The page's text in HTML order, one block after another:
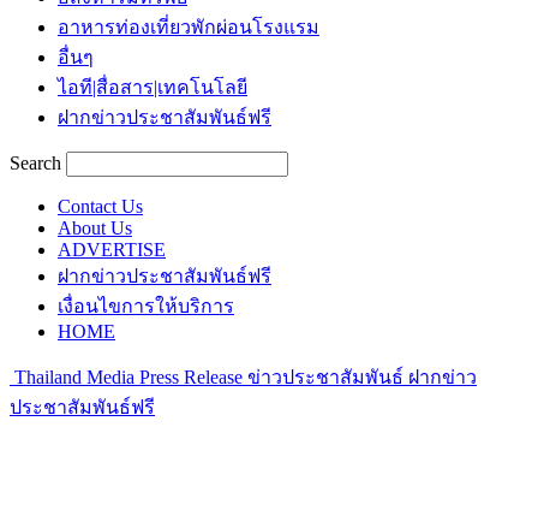
อาหารท่องเที่ยวพักผ่อนโรงแรม
อื่นๆ
ไอที|สื่อสาร|เทคโนโลยี
ฝากข่าวประชาสัมพันธ์ฟรี
Search
Contact Us
About Us
ADVERTISE
ฝากข่าวประชาสัมพันธ์ฟรี
เงื่อนไขการให้บริการ
HOME
Thailand Media Press Release ข่าวประชาสัมพันธ์ ฝากข่าว
ประชาสัมพันธ์ฟรี